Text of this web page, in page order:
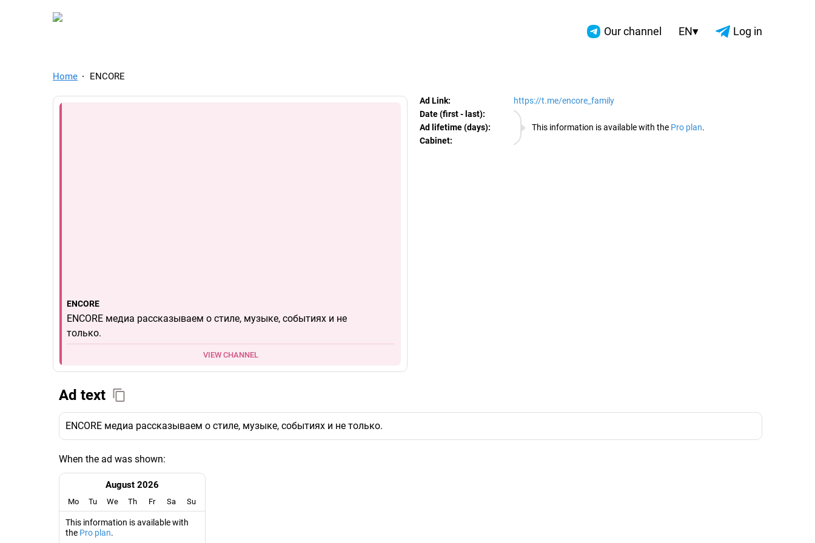
TelegramAds.com — Telegram Ads Spy Our channel EN▾ Log in
Home ENCORE
ENCORE
ENCORE медиа рассказываем о стиле, музыке, событиях и не
только.
VIEW CHANNEL
Ad Link: https://t.me/encore_family
This information is available with the Pro plan.
Date (first - last):
06.08.2026
Ad lifetime (days):
Cabinet:
EURO
Ad text
ENCORE медиа рассказываем о стиле, музыке, событиях и не только.
When the ad was shown:
August 2026
Mo Tu We Th Fr Sa Su
This information is available with
the Pro plan.